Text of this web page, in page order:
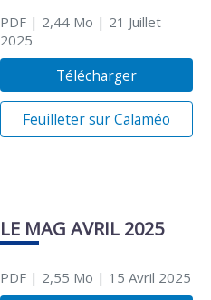
PDF| 2,44 Mo | 21 Juillet
2025
Télécharger
Feuilleter sur Calaméo
LE MAG AVRIL 2025
PDF| 2,55 Mo | 15 Avril 2025